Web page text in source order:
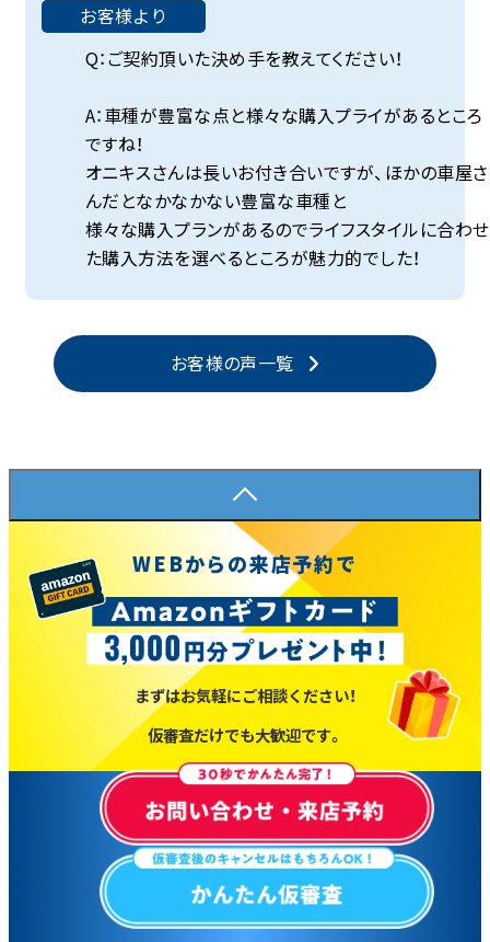
お客様より
Q：ご契約頂いた決め手を教えてください！
A：車種が豊富な点と様々な購入プライがあるところ
ですね！
オニキスさんは長いお付き合いですが、ほかの車屋さ
んだとなかなかない豊富な車種と
様々な購入プランがあるのでライフスタイルに合わせ
た購入方法を選べるところが魅力的でした！
お客様の声一覧
WEBからの来店予約で
まずはお気軽にご相談ください！
仮審査だけでも大歓迎です。